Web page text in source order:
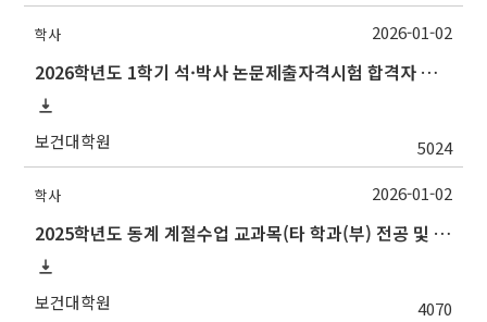
학사
2026학년도 1학기 석·박사 논문제출자격시험 합격자 공고(TSQ Exam Result)
보건대학원 5024
2026-01-02
학사
2025학년도 동계 계절수업 교과목(타 학과(부) 전공 및 교양) 성적평가방법 선택제 신청 안내
보건대학원 4070
2026-01-02